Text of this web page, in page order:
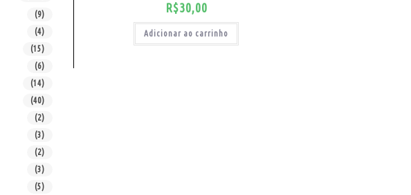
R$30,00
Adicionar ao carrinho
(9)
(4)
(15)
(6)
(14)
(40)
(2)
(3)
(2)
(3)
(5)